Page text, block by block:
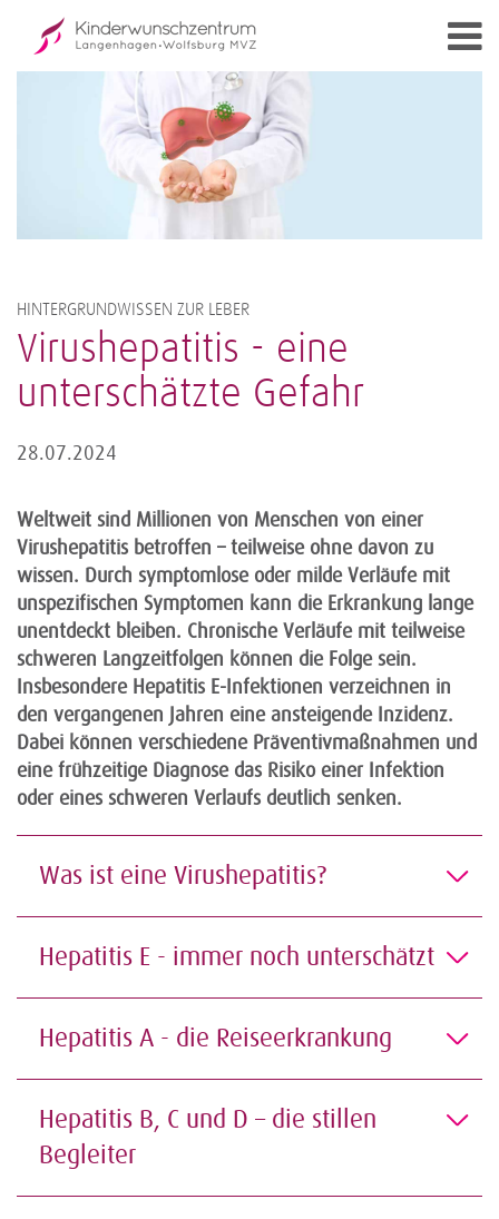
HINTERGRUNDWISSEN ZUR LEBER
Virushepatitis - eine
unterschätzte Gefahr
28.07.2024
Weltweit sind Millionen von Menschen von einer
Virushepatitis betroffen – teilweise ohne davon zu
wissen. Durch symptomlose oder milde Verläufe mit
unspezifischen Symptomen kann die Erkrankung lange
unentdeckt bleiben. Chronische Verläufe mit teilweise
schweren Langzeitfolgen können die Folge sein.
Insbesondere Hepatitis E-Infektionen verzeichnen in
den vergangenen Jahren eine ansteigende Inzidenz.
Dabei können verschiedene Präventivmaßnahmen und
eine frühzeitige Diagnose das Risiko einer Infektion
oder eines schweren Verlaufs deutlich senken.
Was ist eine Virushepatitis?
Hepatitis E - immer noch unterschätzt
Hepatitis A - die Reiseerkrankung
Hepatitis B, C und D – die stillen
Begleiter